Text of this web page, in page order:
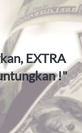
EXTRA
!"